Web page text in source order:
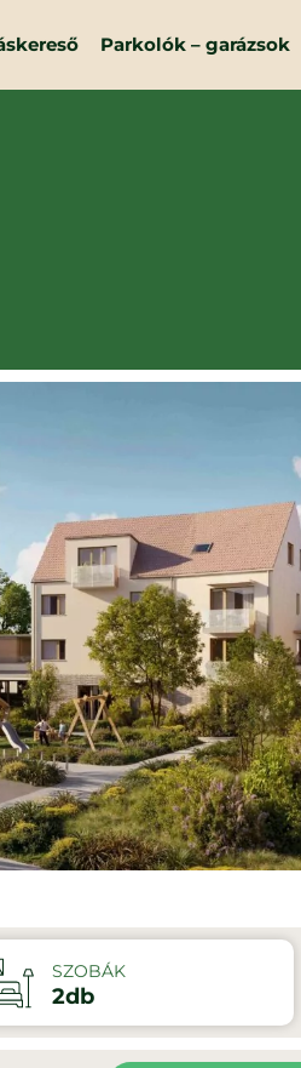
Parkolók – garázsok
SZOBÁK
2db